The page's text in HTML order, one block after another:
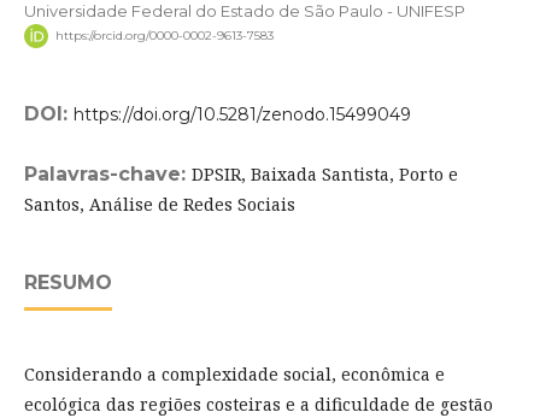
Universidade Federal do Estado de São Paulo - UNIFESP
https://orcid.org/0000-0002-9613-7583
DOI: https://doi.org/10.5281/zenodo.15499049
Palavras-chave: DPSIR, Baixada Santista, Porto e
Santos, Análise de Redes Sociais
RESUMO
Considerando a complexidade social, econômica e
ecológica das regiões costeiras e a dificuldade de gestão